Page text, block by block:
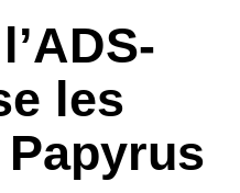
les
Papyrus